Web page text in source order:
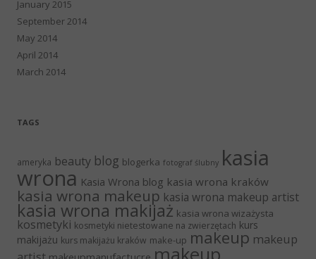
January 2015
September 2014
May 2014
April 2014
March 2014
TAGS
ameryka beauty blog blogerka fotograf ślubny kasia
wrona Kasia Wrona blog kasia wrona kraków
kasia wrona makeup kasia wrona makeup artist
kasia wrona makijaż kasia wrona wizażysta
kosmetyki kosmetyki nietestowane na zwierzętach kurs
makijażu kurs makijażu kraków make-up makeup makeup
makeup